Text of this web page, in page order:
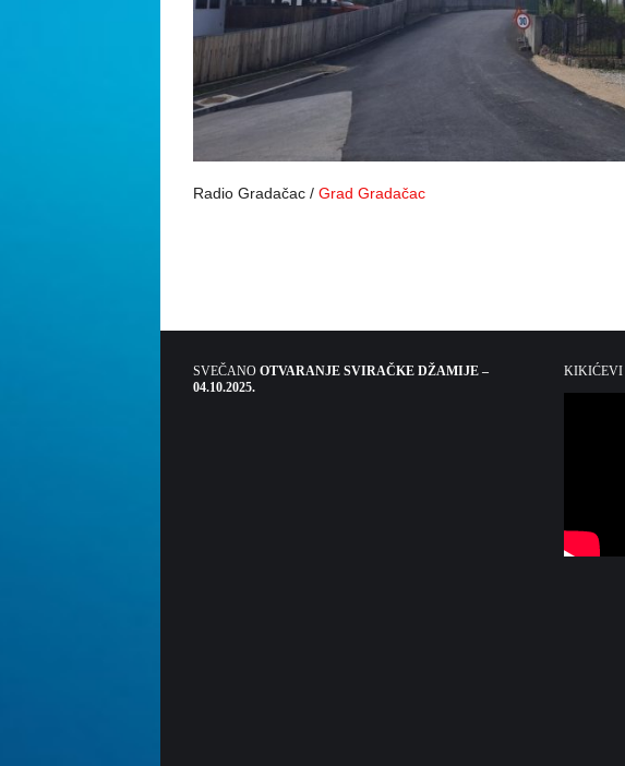
Radio Gradačac / Grad Gradačac
SVEČANO OTVARANJE SVIRAČKE DŽAMIJE –
04.10.2025.
KIKIĆEVI